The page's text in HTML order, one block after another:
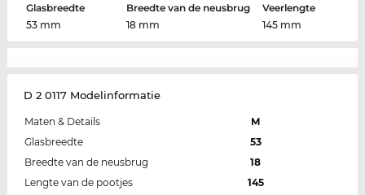
Glasbreedte
53 mm
Breedte van de neusbrug
18 mm
Veerlengte
145 mm
D 2 0117 Modelinformatie
Maten & Details
M
Glasbreedte
53
Breedte van de neusbrug
18
Lengte van de pootjes
145